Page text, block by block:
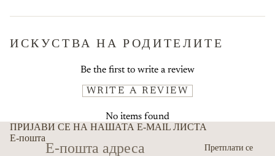
ИСКУСТВА НА РОДИТЕЛИТЕ
Be the first to write a review
WRITE A REVIEW
No items found
ПРИЈАВИ СЕ НА НАШАТА E-MAIL ЛИСТА
Е-пошта
Претплати се